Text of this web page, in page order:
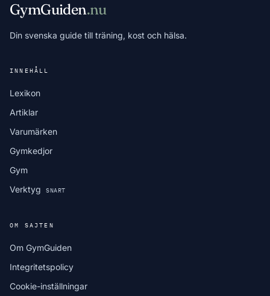
GymGuiden.nu
Din svenska guide till träning, kost och hälsa.
INNEHÅLL
Lexikon
Artiklar
Varumärken
Gymkedjor
Gym
Verktyg
SNART
OM SAJTEN
Om GymGuiden
Integritetspolicy
Cookie-inställningar